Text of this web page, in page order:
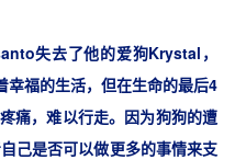
失去了他的爱狗Krystal，
幸福的生活，但在生命的最后4
痛，难以行走。因为狗狗的遭
己是否可以做更多的事情来支